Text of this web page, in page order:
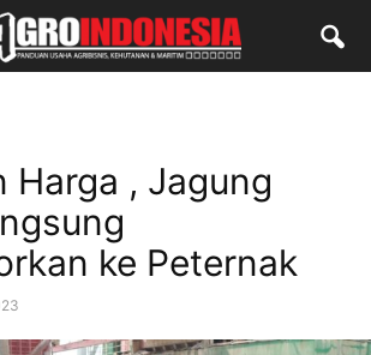
Harga , Jagung
ke Peternak